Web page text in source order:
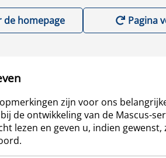
de homepage Pagina
zijn voor ons
de ontwikkeling van de Mascus-
lezen en geven u, indien gewenst,